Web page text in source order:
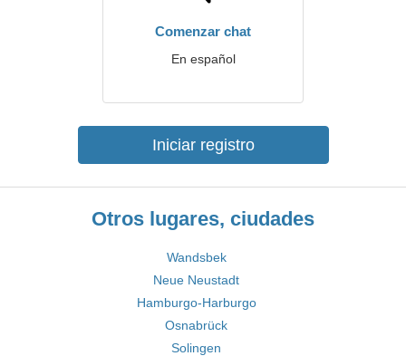
Comenzar chat
En español
Iniciar registro
Otros lugares, ciudades
Wandsbek
Neue Neustadt
Hamburgo-Harburgo
Osnabrück
Solingen